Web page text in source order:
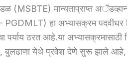
(MSBTE) मान्यताप्राप्त
हा अभ्यासक्रम पदवीधर
पर्याय ठरत आहे.या
बुलढाणा येथे प्रवेश देणे सुरू झाले